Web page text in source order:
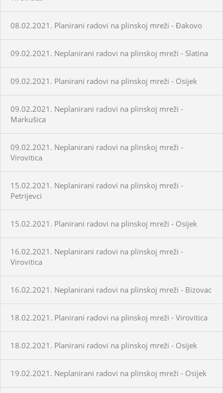
08.02.2021. Planirani radovi na plinskoj mreži - Đakovo
09.02.2021. Neplanirani radovi na plinskoj mreži - Slatina
09.02.2021. Planirani radovi na plinskoj mreži - Osijek
09.02.2021. Neplanirani radovi na plinskoj mreži -
Markušica
09.02.2021. Neplanirani radovi na plinskoj mreži -
Virovitica
15.02.2021. Neplanirani radovi na plinskoj mreži -
Petrijevci
15.02.2021. Planirani radovi na plinskoj mreži - Osijek
16.02.2021. Neplanirani radovi na plinskoj mreži -
Virovitica
16.02.2021. Neplanirani radovi na plinskoj mreži - Bizovac
18.02.2021. Planirani radovi na plinskoj mreži - Virovitica
18.02.2021. Planirani radovi na plinskoj mreži - Osijek
19.02.2021. Neplanirani radovi na plinskoj mreži - Osijek